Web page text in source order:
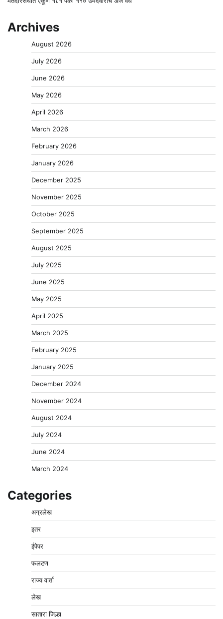
Archives
August 2026
July 2026
June 2026
May 2026
April 2026
March 2026
February 2026
January 2026
December 2025
November 2025
October 2025
September 2025
August 2025
July 2025
June 2025
May 2025
April 2025
March 2025
February 2025
January 2025
December 2024
November 2024
August 2024
July 2024
June 2024
March 2024
Categories
अग्रलेख
इतर
ईपेपर
फलटण
राज्य वार्ता
लेख
सातारा जिल्हा